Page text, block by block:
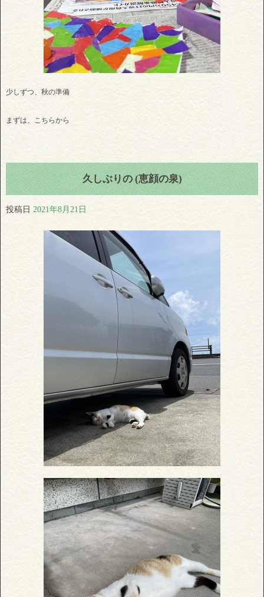
少しずつ、秋の準備
まずは、こちらから
久しぶりの (恵顔の泉)
投稿日 2021年8月21日